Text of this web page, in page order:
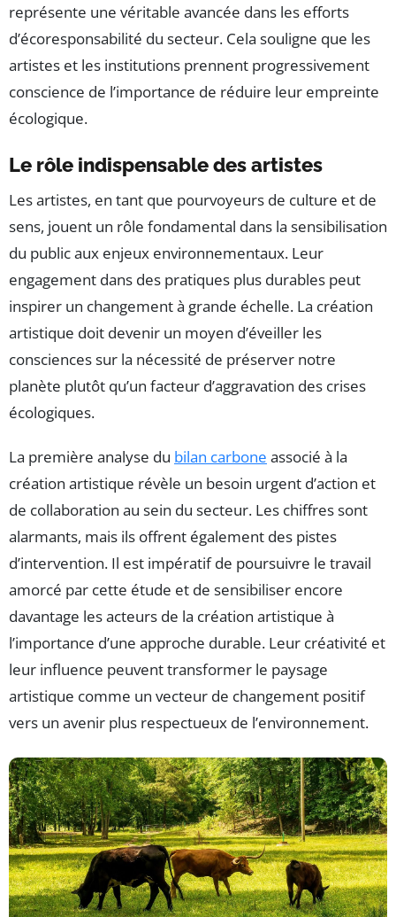
représente une véritable avancée dans les efforts
d’écoresponsabilité du secteur. Cela souligne que les
artistes et les institutions prennent progressivement
conscience de l’importance de réduire leur empreinte
écologique.
Le rôle indispensable des artistes
Les artistes, en tant que pourvoyeurs de culture et de
sens, jouent un rôle fondamental dans la sensibilisation
du public aux enjeux environnementaux. Leur
engagement dans des pratiques plus durables peut
inspirer un changement à grande échelle. La création
artistique doit devenir un moyen d’éveiller les
consciences sur la nécessité de préserver notre
planète plutôt qu’un facteur d’aggravation des crises
écologiques.
La première analyse du bilan carbone associé à la
création artistique révèle un besoin urgent d’action et
de collaboration au sein du secteur. Les chiffres sont
alarmants, mais ils offrent également des pistes
d’intervention. Il est impératif de poursuivre le travail
amorcé par cette étude et de sensibiliser encore
davantage les acteurs de la création artistique à
l’importance d’une approche durable. Leur créativité et
leur influence peuvent transformer le paysage
artistique comme un vecteur de changement positif
vers un avenir plus respectueux de l’environnement.